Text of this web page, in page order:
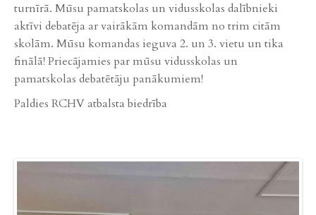
turnīrā. Mūsu pamatskolas un vidusskolas dalībnieki
aktīvi debatēja ar vairākām komandām no trim citām
skolām. Mūsu komandas ieguva 2. un 3. vietu un tika
finālā! Priecājamies par mūsu vidusskolas un
pamatskolas debatētāju panākumiem!
Paldies RCHV atbalsta biedrība